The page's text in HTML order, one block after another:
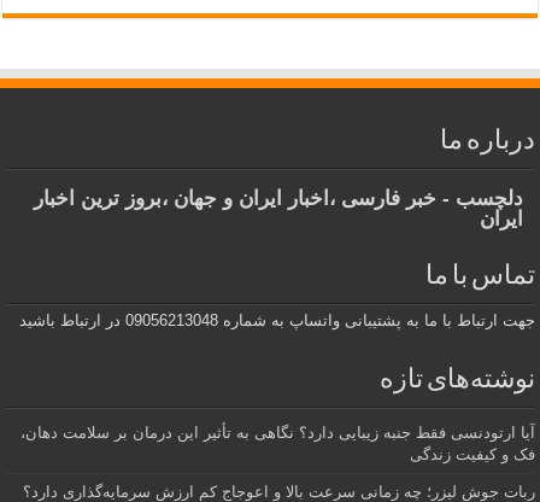
درباره ما
دلچسب - خبر فارسی ،اخبار ایران و جهان ،بروز ترین اخبار
ایران
تماس با ما
جهت ارتباط با ما به پشتیبانی واتساپ به شماره 09056213048 در ارتباط باشید
نوشته‌های تازه
آیا ارتودنسی فقط جنبه زیبایی دارد؟ نگاهی به تأثیر این درمان بر سلامت دهان،
فک و کیفیت زندگی
ربات جوش لیزر؛ چه زمانی سرعت بالا و اعوجاج کم ارزش سرمایه‌گذاری دارد؟